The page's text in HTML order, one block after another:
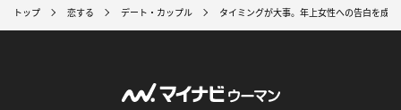
トップ 恋する デート・カップル タイミングが大事。年上女性への告白を成